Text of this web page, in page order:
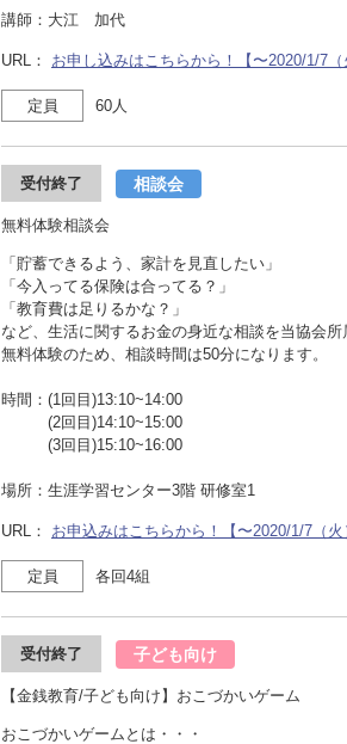
講師：大江 加代
URL： お申し込みはこちらから！【〜2020/1/7（
定員 60人
受付終了 相談会
無料体験相談会
「貯蓄できるよう、家計を見直したい」
「今入ってる保険は合ってる？」
「教育費は足りるかな？」
など、生活に関するお金の身近な相談を当協会所
無料体験のため、相談時間は50分になります。
時間：(1回目)13:10~14:00
(2回目)14:10~15:00
(3回目)15:10~16:00
場所：生涯学習センター3階 研修室1
URL： お申込みはこちらから！【〜2020/1/7（火
定員 各回4組
受付終了 子ども向け
【金銭教育/子ども向け】おこづかいゲーム
おこづかいゲームとは・・・